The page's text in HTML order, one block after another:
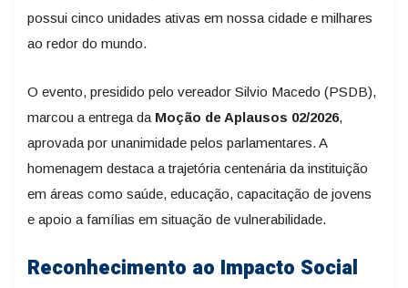
possui cinco unidades ativas em nossa cidade e milhares
ao redor do mundo.
O evento, presidido pelo vereador Silvio Macedo (PSDB),
marcou a entrega da Moção de Aplausos 02/2026,
aprovada por unanimidade pelos parlamentares. A
homenagem destaca a trajetória centenária da instituição
em áreas como saúde, educação, capacitação de jovens
e apoio a famílias em situação de vulnerabilidade.
Reconhecimento ao Impacto Social